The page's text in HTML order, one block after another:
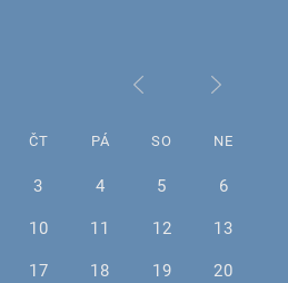
ČT PÁ SO NE
3 4 5
6
10 11 12
13
17 18 19
20